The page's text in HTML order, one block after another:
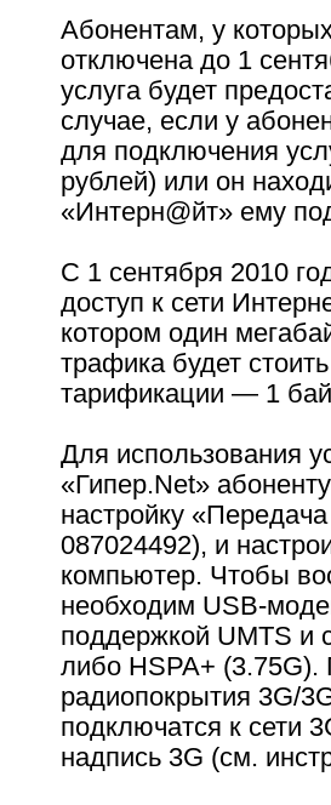
Абонентам, у
отключена до 1
услуга будет
случае, если у
для подключения
рублей) или он
«Интерн@йт» ему
С 1 сентября 2010
доступ к сети
котором один
трафика будет
тарификации — 1
Для использования
«Гипер.Net»
настройку
087024492), и
компьютер. Чтобы
необходим USB-
поддержкой UMTS и
либо HSPA+ (3.75G).
радиопокрытия 3G/
подключатся к сети
надпись 3G (см.